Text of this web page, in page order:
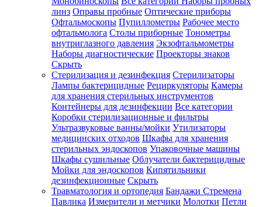
линз Оправы пробные Оптические приборы
Офтальмоскопы Пупиллометры Рабочее место
офтальмолога Столы приборные Тонометры
внутриглазного давления Экзофтальмометры
Наборы диагностические Проекторы знаков
Скрыть
Стерилизация и дезинфекция Стерилизаторы
Лампы бактерицидные Рециркуляторы Камеры
для хранения стерильных инструментов
Контейнеры для дезинфекции Все категории
Коробки стерилизационные и фильтры
Ультразвуковые ванны/мойки Утилизаторы
медицинских отходов Шкафы для хранения
стерильных эндоскопов Упаковочные машины
Шкафы сушильные Облучатели бактерицидные
Мойки для эндоскопов Кипятильники
дезинфекционные Скрыть
Травматология и ортопедия Бандажи Стремена
Павлика Измерители и метчики Молотки Петли